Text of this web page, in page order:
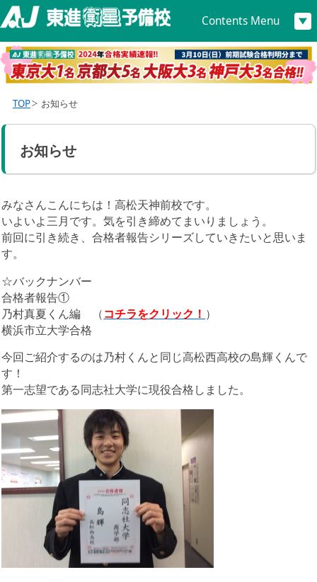
Contents Menu
TOP お知らせ
お知らせ
みなさんこんにちは！高松天神前校です。
いよいよ三月です。気を引き締めてまいりましょう。
前回に引き続き、合格者報告シリーズしていきたいと思いま
す。
☆バックナンバー
合格者報告①
乃村真夏くん編 （コチラをクリック！ ）
横浜市立大学合格
今回ご紹介するのは乃村くんと同じ高松西高校の島輝くんで
す！
第一志望である同志社大学に現役合格しました。